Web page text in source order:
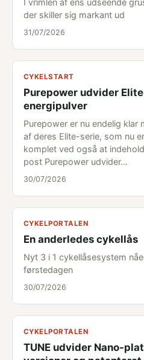
I vrimlen af ens udseende
der skiller sig markant ud
31/07/2026
CYKELSTART
Purepower udvider
energipulver
Purepower er nu endelig klar
af deres Elite-serie, som nu
komplet ved også at
post Purepower udvider…
30/07/2026
CYKELPORTALEN
En anderledes cykellås
Nyt 3 i 1 cykellåsesystem
førstedagen
30/07/2026
CYKELPORTALEN
TUNE udvider Nano-